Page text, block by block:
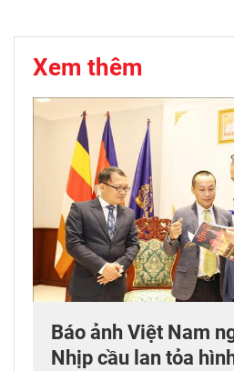
Xem thêm
Báo ảnh Việt Nam
Nhịp cầu lan tỏa